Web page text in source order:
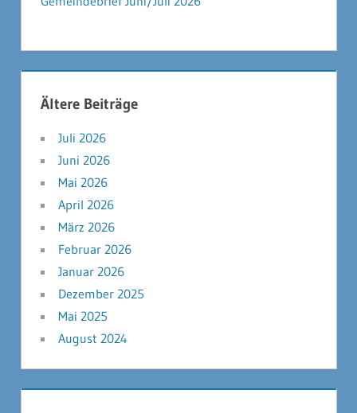
Ältere Beiträge
Juli 2026
Juni 2026
Mai 2026
April 2026
März 2026
Februar 2026
Januar 2026
Dezember 2025
Mai 2025
August 2024